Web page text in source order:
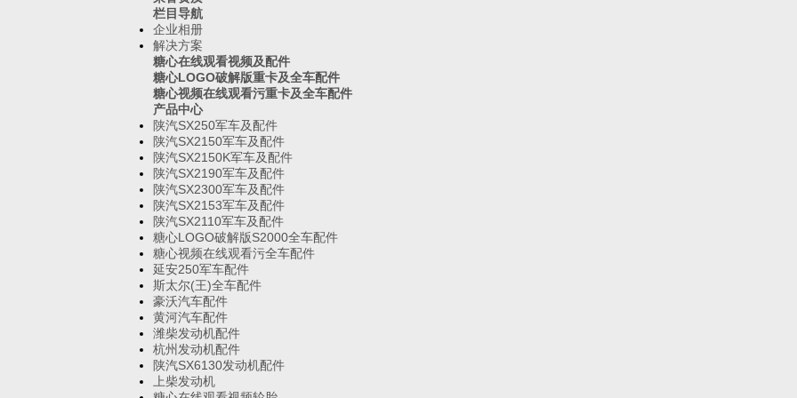
栏目导航
企业相册
解决方案
糖心在线观看视频及配件
糖心LOGO破解版重卡及全车配件
糖心视频在线观看污重卡及全车配件
产品中心
陕汽SX250军车及配件
陕汽SX2150军车及配件
陕汽SX2150K军车及配件
陕汽SX2190军车及配件
陕汽SX2300军车及配件
陕汽SX2153军车及配件
陕汽SX2110军车及配件
糖心LOGO破解版S2000全车配件
糖心视频在线观看污全车配件
延安250军车配件
斯太尔(王)全车配件
豪沃汽车配件
黄河汽车配件
潍柴发动机配件
杭州发动机配件
陕汽SX6130发动机配件
上柴发动机